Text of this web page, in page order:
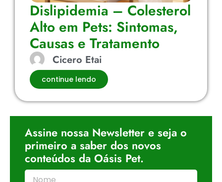
Dislipidemia – Colesterol
Alto em Pets: Sintomas,
Causas e Tratamento
Cicero Etai
continue lendo
Assine nossa Newsletter e seja o
primeiro a saber dos novos
conteúdos da Oásis Pet.